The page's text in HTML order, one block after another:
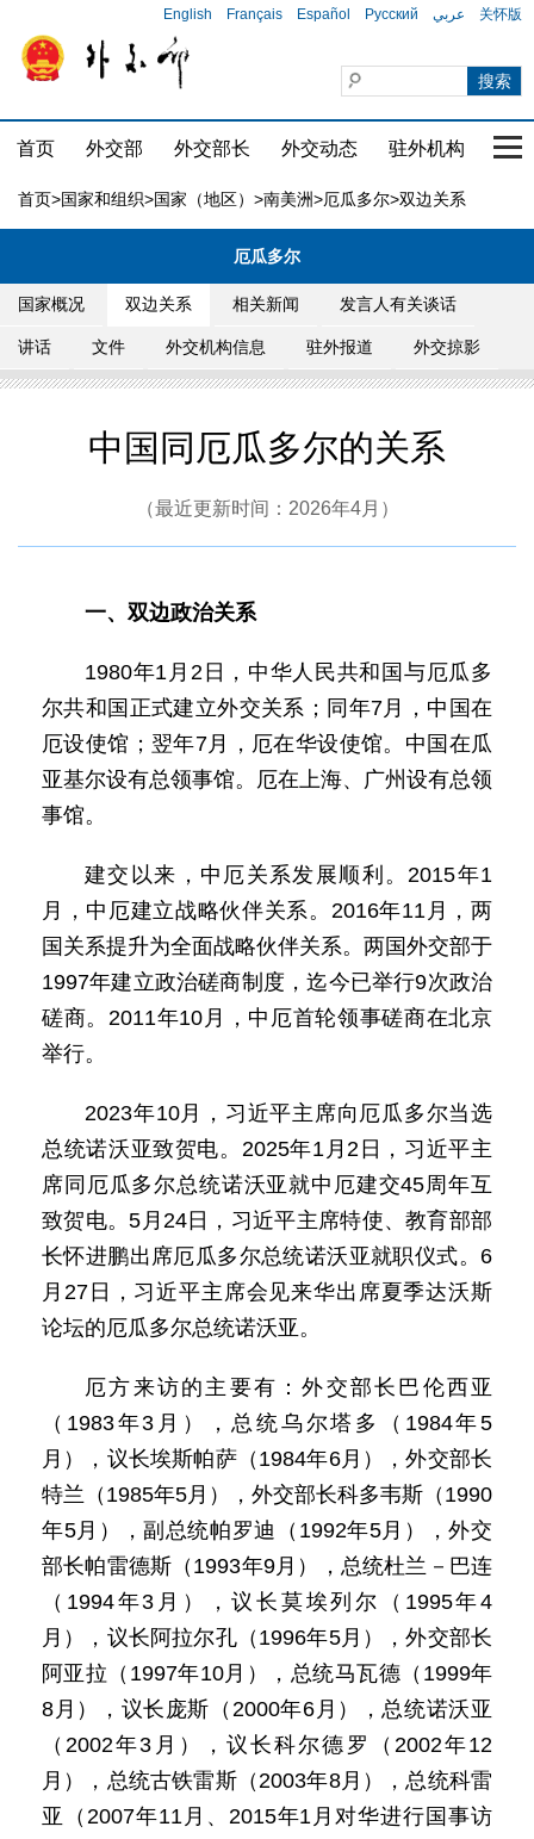
English Français Español Русский عربي 关怀版
首页 外交部 外交部长 外交动态 驻外机构 国
首页>国家和组织>国家（地区） >南美洲>厄瓜多尔>双边关系
厄瓜多尔
国家概况 双边关系 相关新闻 发言人有关谈话
讲话 文件 外交机构信息 驻外报道 外交掠影
中国同厄瓜多尔的关系
（最近更新时间：2026年4月）
一、双边政治关系
1980年1月2日，中华人民共和国与厄瓜多
尔共和国正式建立外交关系；同年7月，中国在
厄设使馆；翌年7月，厄在华设使馆。中国在瓜
亚基尔设有总领事馆。厄在上海、广州设有总领
事馆。
建交以来，中厄关系发展顺利。2015年1
月，中厄建立战略伙伴关系。2016年11月，两
国关系提升为全面战略伙伴关系。两国外交部于
1997年建立政治磋商制度，迄今已举行9次政治
磋商。2011年10月，中厄首轮领事磋商在北京
举行。
2023年10月，习近平主席向厄瓜多尔当选
总统诺沃亚致贺电。2025年1月2日，习近平主
席同厄瓜多尔总统诺沃亚就中厄建交45周年互
致贺电。5月24日，习近平主席特使、教育部部
长怀进鹏出席厄瓜多尔总统诺沃亚就职仪式。6
月27日，习近平主席会见来华出席夏季达沃斯
论坛的厄瓜多尔总统诺沃亚。
厄方来访的主要有：外交部长巴伦西亚
（1983年3月），总统乌尔塔多（1984年5
月），议长埃斯帕萨（1984年6月），外交部长
特兰（1985年5月），外交部长科多韦斯（1990
年5月），副总统帕罗迪（1992年5月），外交
部长帕雷德斯（1993年9月），总统杜兰－巴连
（1994年3月），议长莫埃列尔（1995年4
月），议长阿拉尔孔（1996年5月），外交部长
阿亚拉（1997年10月），总统马瓦德（1999年
8月），议长庞斯（2000年6月），总统诺沃亚
（2002年3月），议长科尔德罗（2002年12
月），总统古铁雷斯（2003年8月），总统科雷
亚（2007年11月、2015年1月对华进行国事访